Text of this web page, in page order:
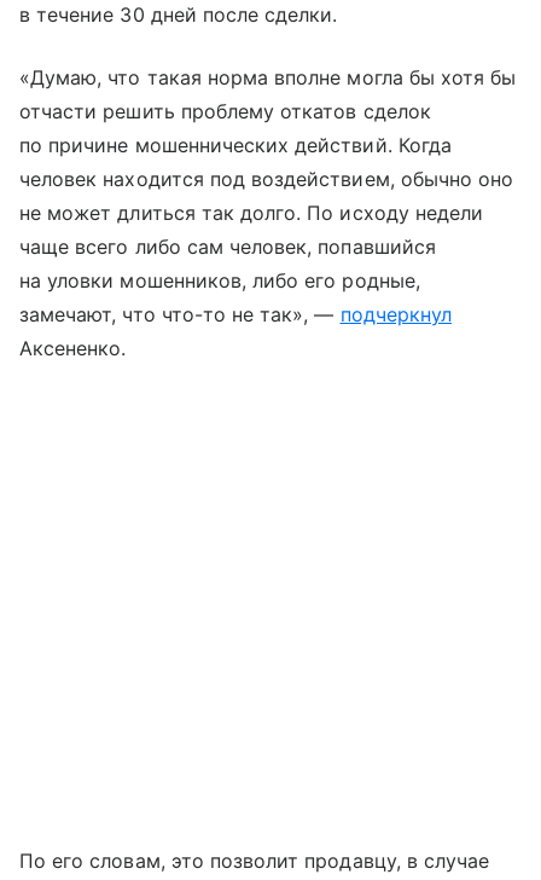
в течение 30 дней после сделки.
«Думаю, что такая норма вполне могла бы хотя бы
отчасти решить проблему откатов сделок
по причине мошеннических действий. Когда
человек находится под воздействием, обычно оно
не может длиться так долго. По исходу недели
чаще всего либо сам человек, попавшийся
на уловки мошенников, либо его родные,
замечают, что что-то не так», — подчеркнул
Аксененко.
По его словам, это позволит продавцу, в случае